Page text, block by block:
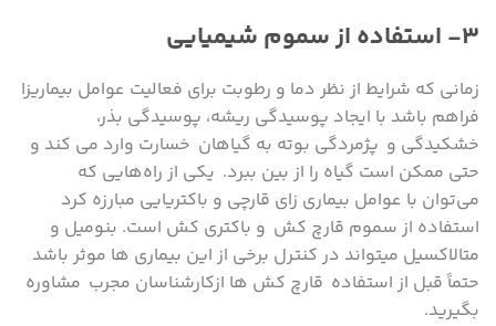
۳- استفاده از سموم شیمیایی
زمانی که شرایط از نظر دما و رطوبت برای فعالیت عوامل بیماریزا
فراهم باشد با ایجاد پوسیدگی ریشه، پوسیدگی بذر،
خشکیدگی و پژمردگی بوته به گیاهان خسارت وارد می کند و
حتی ممکن است گیاه را از بین ببرد. یکی از راه‌هایی که
می‌توان با عوامل بیماری زای قارچی و باکتریایی مبارزه کرد
استفاده از سموم قارچ کش و باکتری کش است. بنومیل و
متالاکسیل میتواند در کنترل برخی از این بیماری ها موثر باشد
حتماً قبل از استفاده قارچ کش ها ازکارشناسان مجرب مشاوره
بگیرید.